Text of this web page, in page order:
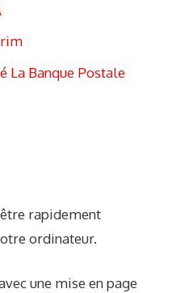
La Banque Postale
rapidement
ordinateur.
une mise en page